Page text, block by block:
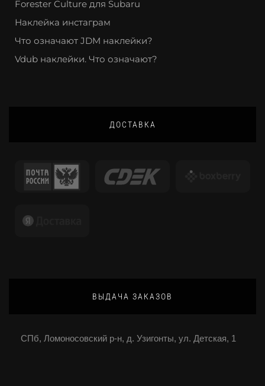
Forester Culture для Subaru
Наклейка инстаграм
Что означают JDM наклейки?
Vdub наклейки. Что означают?
ДОСТАВКА
ВЫДАЧА ЗАКАЗОВ
СПб, Ломоносовский р-н, д. Узигонты, ул. Детская, 1